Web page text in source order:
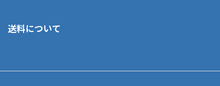
■代金引換(代引)※手数料がかかります
ご注文が確認出来次第、1～4営業日に発送いたします。「お取り
業日にてお引渡しとなります。(離島などの場合、例外もあります)
送料について